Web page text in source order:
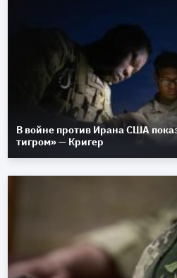
В войне против Ирана США
тигром» — Кригер